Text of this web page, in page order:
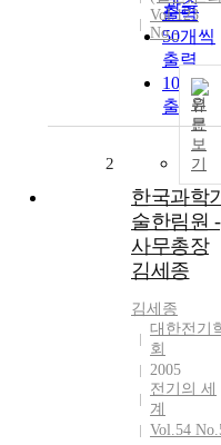
관순
출력
50개씩
출력
100개
출력
Vol.123
No.-
원
문
보
기
2
한국과학
술한림원 -
사무총장
김세종
김세종
대한전기
회
2005
전기의 세
계
Vol.54